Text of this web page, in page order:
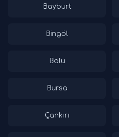
Bayburt
Bingöl
Bolu
Bursa
Çankırı